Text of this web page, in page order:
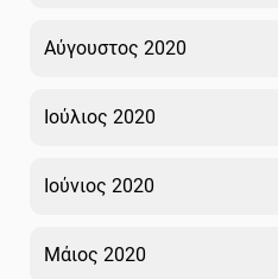
Αύγουστος 2020
Ιούλιος 2020
Ιούνιος 2020
Μάιος 2020